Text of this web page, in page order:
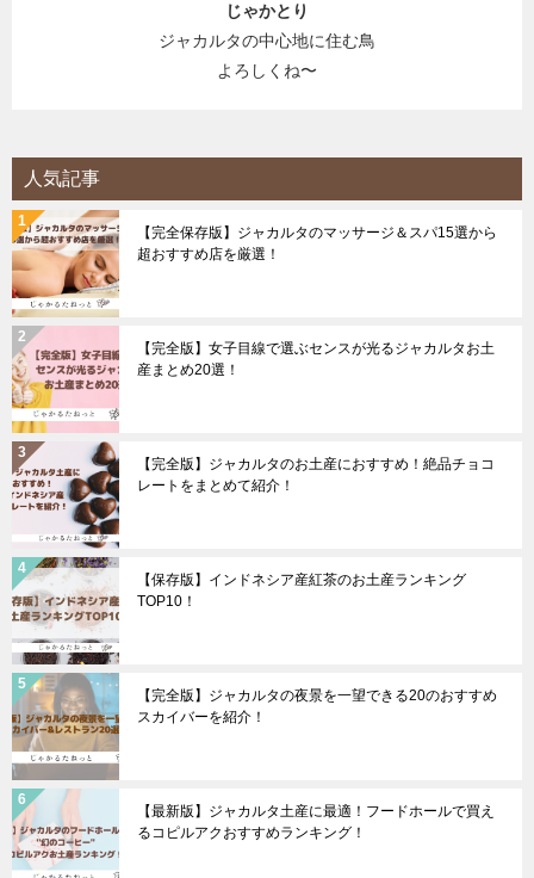
じゃかとり
ジャカルタの中心地に住む鳥
よろしくね〜
人気記事
【完全保存版】ジャカルタのマッサージ＆スパ15選から
超おすすめ店を厳選！
【完全版】女子目線で選ぶセンスが光るジャカルタお土
産まとめ20選！
【完全版】ジャカルタのお土産におすすめ！絶品チョコ
レートをまとめて紹介！
【保存版】インドネシア産紅茶のお土産ランキング
TOP10！
【完全版】ジャカルタの夜景を一望できる20のおすすめ
スカイバーを紹介！
【最新版】ジャカルタ土産に最適！フードホールで買え
るコピルアクおすすめランキング！